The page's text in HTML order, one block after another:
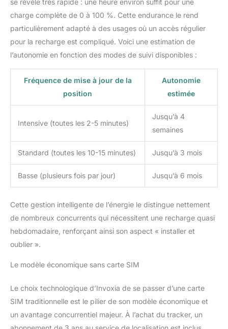
se révèle très rapide : une heure environ suffit pour une
charge complète de 0 à 100 %. Cette endurance le rend
particulièrement adapté à des usages où un accès régulier
pour la recharge est compliqué. Voici une estimation de
l’autonomie en fonction des modes de suivi disponibles :
Fréquence de mise à jour de la
position
Autonomie
estimée
Intensive (toutes les 2-5 minutes)
Jusqu’à 4
semaines
Standard (toutes les 10-15 minutes) Jusqu’à 3 mois
Basse (plusieurs fois par jour) Jusqu’à 6 mois
Cette gestion intelligente de l’énergie le distingue nettement
de nombreux concurrents qui nécessitent une recharge quasi
hebdomadaire, renforçant ainsi son aspect « installer et
oublier ».
Le modèle économique sans carte SIM
Le choix technologique d’Invoxia de se passer d’une carte
SIM traditionnelle est le pilier de son modèle économique et
un avantage concurrentiel majeur. À l’achat du tracker, un